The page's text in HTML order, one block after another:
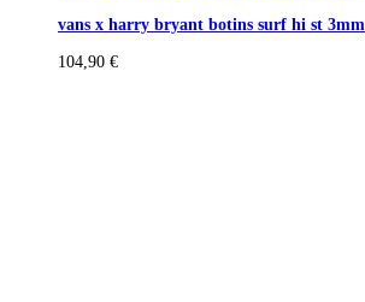
vans x harry bryant botins surf hi st 3mm
104,90 €